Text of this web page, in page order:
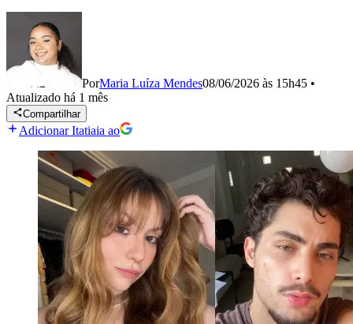
PorMaria Luíza Mendes08/06/2026 às 15h45 •
Atualizado há 1 mês
Compartilhar
Adicionar Itatiaia ao